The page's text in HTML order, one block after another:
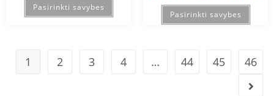
Pasirinkti savybes
Pasirinkti savybes
1 2 3 4 … 44 45 46